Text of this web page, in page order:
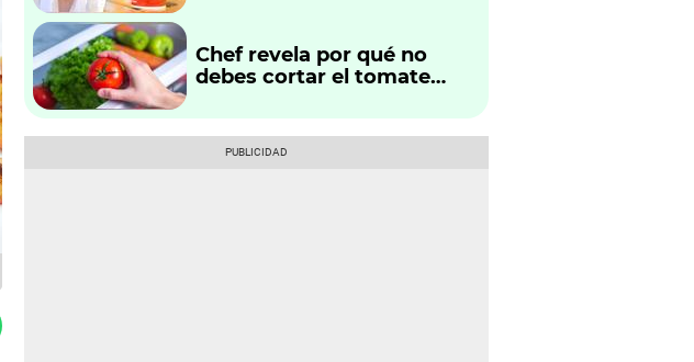
Chef revela por qué no
debes cortar el tomate
refrigerador: “Es como
tirar el sabor a la basura"